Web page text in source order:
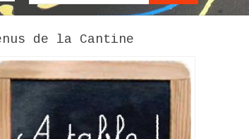
de la Cantine